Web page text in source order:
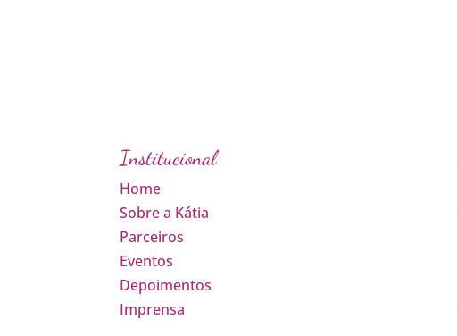
Institucional
Home
Sobre a Kátia
Parceiros
Eventos
Depoimentos
Imprensa